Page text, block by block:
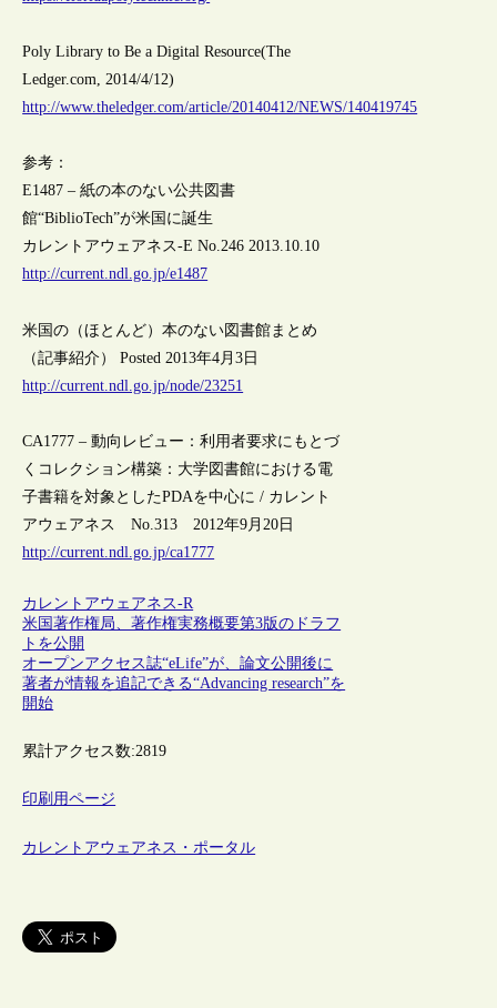
Poly Library to Be a Digital Resource(The
Ledger.com, 2014/4/12)
http://www.theledger.com/article/20140412/NEWS/140419745
参考：
E1487 – 紙の本のない公共図書
館“BiblioTech”が米国に誕生
カレントアウェアネス-E No.246 2013.10.10
http://current.ndl.go.jp/e1487
米国の（ほとんど）本のない図書館まとめ
（記事紹介） Posted 2013年4月3日
http://current.ndl.go.jp/node/23251
CA1777 – 動向レビュー：利用者要求にもとづ
くコレクション構築：大学図書館における電
子書籍を対象としたPDAを中心に / カレント
アウェアネス No.313 2012年9月20日
http://current.ndl.go.jp/ca1777
カレントアウェアネス-R
米国著作権局、著作権実務概要第3版のドラフ
トを公開
オープンアクセス誌“eLife”が、論文公開後に
著者が情報を追記できる“Advancing research”を
開始
累計アクセス数:2819
印刷用ページ
カレントアウェアネス・ポータル